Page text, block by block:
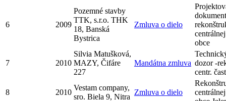
6 2009
Pozemné stavby
TTK, s.r.o. THK
18, Banská
Bystrica
Zmluva o dielo
obce
7 2010
Silvia Matušková,
MAZY, Čifáre
227
Mandátna zmluva dozor -
centr.
8 2010
Vestam company,
sro. Biela 9, Nitra
Zmluva o dielo